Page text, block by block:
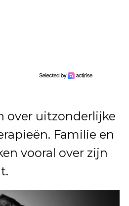
over uitzonderlijke
Familie en
vooral over zijn